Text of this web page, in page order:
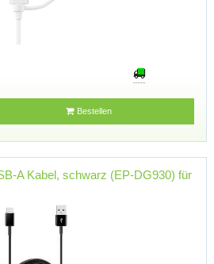
Bestellen
A Kabel, schwarz (EP-DG930) für